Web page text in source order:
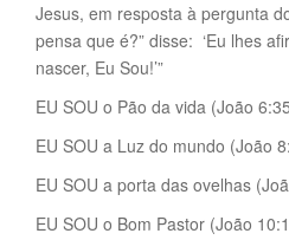
Jesus, em resposta à pergunta
pensa que é?” disse: ‘Eu lhes
nascer, Eu Sou!’”
EU SOU o Pão da vida (João
EU SOU a Luz do mundo (João
EU SOU a porta das ovelhas
EU SOU o Bom Pastor (João